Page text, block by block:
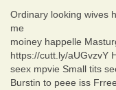
Ordinary looking wives
me
moiney happelle
https://cutt.ly/aUGvzvY
seex mpvie Small tits
Burstin to peee iss